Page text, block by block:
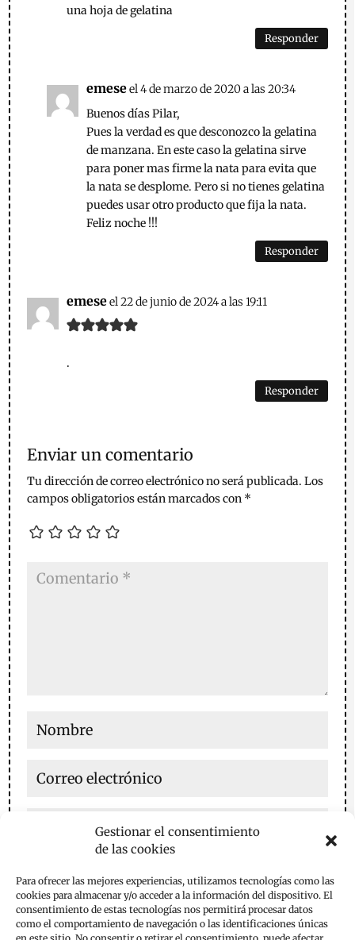
Gestionar el consentimiento
de las cookies
Para ofrecer las mejores experiencias, utilizamos tecnologías como las
cookies para almacenar y/o acceder a la información del dispositivo. El
consentimiento de estas tecnologías nos permitirá procesar datos
como el comportamiento de navegación o las identificaciones únicas
una hoja de gelatina
Responder
emeseel 4 de marzo de 2020 a las 20:34
Buenos días Pilar,
Pues la verdad es que desconozco la gelatina
de manzana. En este caso la gelatina sirve
para poner mas firme la nata para evita que
la nata se desplome. Pero si no tienes gelatina
puedes usar otro producto que fija la nata.
Feliz noche !!!
Responder
emeseel 22 de junio de 2024 a las 19:11
.
Responder
Enviar un comentario
Tu dirección de correo electrónico no será publicada. Los
campos obligatorios están marcados con *
navegador para la próxima vez que comente.
Enviar comentario